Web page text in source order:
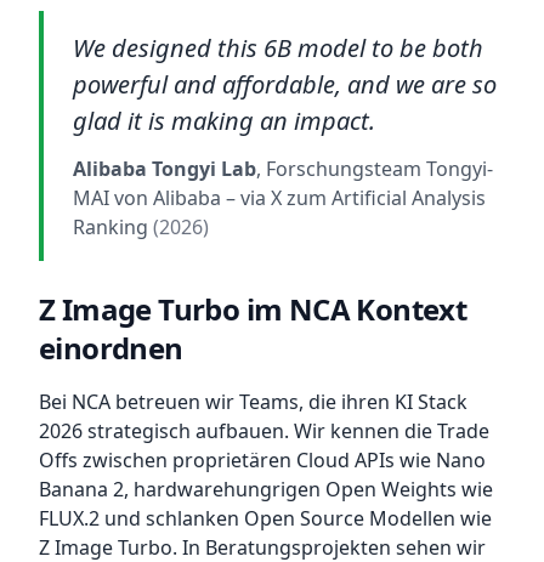
We designed this 6B model to be both
powerful and affordable, and we are so
glad it is making an impact.
Alibaba Tongyi Lab, Forschungsteam Tongyi-
MAI von Alibaba – via X zum Artificial Analysis
Ranking (2026)
Z Image Turbo im NCA Kontext
einordnen
Bei NCA betreuen wir Teams, die ihren KI Stack
2026 strategisch aufbauen. Wir kennen die Trade
Offs zwischen proprietären Cloud APIs wie Nano
Banana 2, hardwarehungrigen Open Weights wie
FLUX.2 und schlanken Open Source Modellen wie
Z Image Turbo. In Beratungsprojekten sehen wir